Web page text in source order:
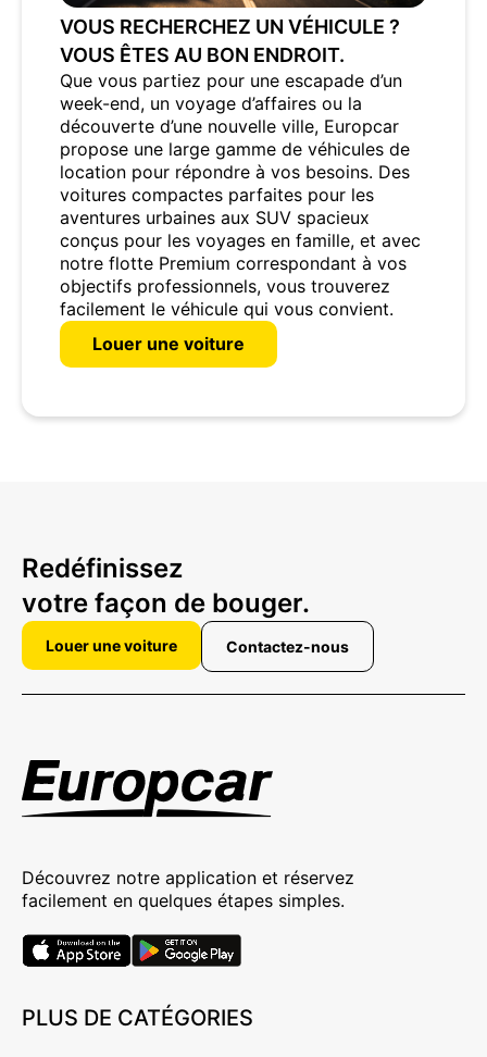
VOUS RECHERCHEZ UN VÉHICULE ?
VOUS ÊTES AU BON ENDROIT.
Que vous partiez pour une escapade d’un
week-end, un voyage d’affaires ou la
découverte d’une nouvelle ville, Europcar
propose une large gamme de véhicules de
location pour répondre à vos besoins. Des
voitures compactes parfaites pour les
aventures urbaines aux SUV spacieux
conçus pour les voyages en famille, et avec
notre flotte Premium correspondant à vos
objectifs professionnels, vous trouverez
facilement le véhicule qui vous convient.
Louer une voiture
Redéfinissez
votre façon de bouger.
Louer une voiture Contactez-nous
Découvrez notre application et réservez
facilement en quelques étapes simples.
PLUS DE CATÉGORIES